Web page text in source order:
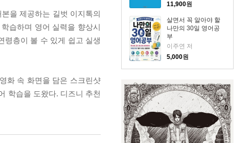
11,900원
살면서 꼭 알아야 할
나만의 30일 영어공
부
이주연 저
5,000원
을 제공하는 길벗 이지톡의
습하며 영어 실력을 향상시
령층이 볼 수 있게 쉽고 실생
화 속 화면을 담은 스크린샷
학습을 도왔다. 디즈니 추천